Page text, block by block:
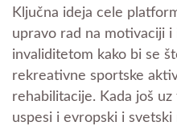
Ključna ideja cele
upravo rad na motivaciji i
invaliditetom kako bi se
rekreativne sportske
rehabilitacije. Kada još
uspesi i evropski i